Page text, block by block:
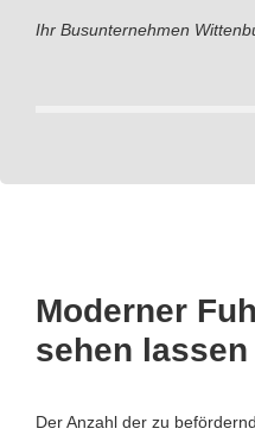
Ihr Busunternehmen
Moderner
sehen
Der Anzahl der zu